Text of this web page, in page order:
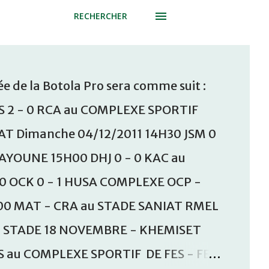
RECHERCHER
de la Botola Pro sera comme suit :
- 0 RCA au COMPLEXE SPORTIF
Dimanche 04/12/2011 14H30 JSM 0
15H00 DHJ 0 - 0 KAC au
OCK 0 - 1 HUSA COMPLEXE OCP -
MAT - CRA au STADE SANIAT RMEL
18 NOVEMBRE - KHEMISET
COMPLEXE SPORTIF DE FES - FES